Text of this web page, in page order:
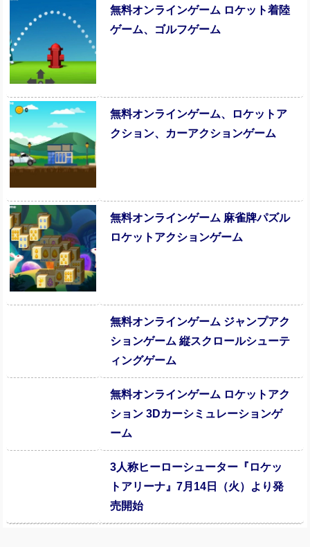
無料オンラインゲーム ロケット着陸
ゲーム、ゴルフゲーム
無料オンラインゲーム、ロケットア
クション、カーアクションゲーム
無料オンラインゲーム 麻雀牌パズル
ロケットアクションゲーム
無料オンラインゲーム ジャンプアク
ションゲーム 縦スクロールシューテ
ィングゲーム
無料オンラインゲーム ロケットアク
ション 3Dカーシミュレーションゲ
ーム
3人称ヒーローシューター『ロケッ
トアリーナ』7月14日（火）より発
売開始